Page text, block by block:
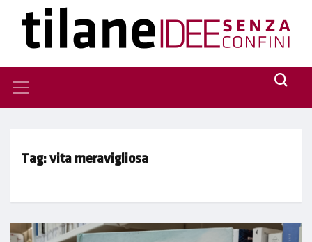
Tag: vita meravigliosa